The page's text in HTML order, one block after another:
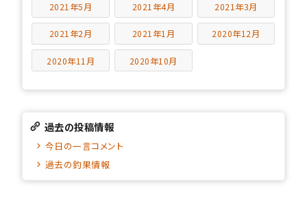
2021年5月 2021年4月 2021年3月
2021年2月 2021年1月 2020年12月
2020年11月 2020年10月
過去の投稿情報
今日の一言コメント
過去の釣果情報